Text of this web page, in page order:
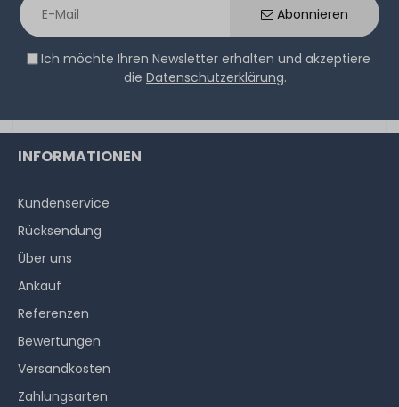
Abonnieren
Ich möchte Ihren Newsletter erhalten und akzeptiere
die Datenschutzerklärung.
INFORMATIONEN
Kundenservice
Rücksendung
Über uns
Ankauf
Referenzen
Bewertungen
Versandkosten
Zahlungsarten